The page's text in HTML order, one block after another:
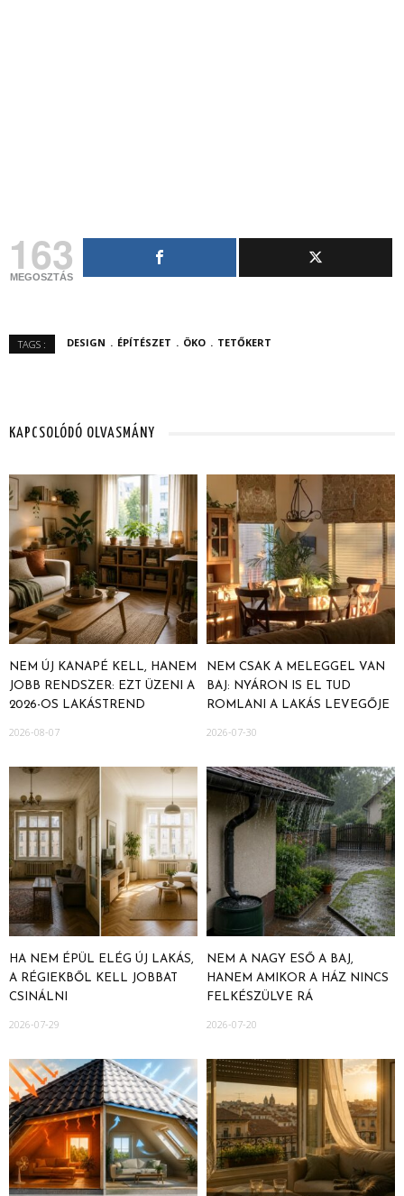
163
MEGOSZTÁS
TAGS : DESIGN ÉPÍTÉSZET ÖKO TETŐKERT
KAPCSOLÓDÓ OLVASMÁNY
NEM ÚJ KANAPÉ KELL, HANEM
JOBB RENDSZER: EZT ÜZENI A
2026-OS LAKÁSTREND
2026-08-07
NEM CSAK A MELEGGEL VAN
BAJ: NYÁRON IS EL TUD
ROMLANI A LAKÁS LEVEGŐJE
2026-07-30
HA NEM ÉPÜL ELÉG ÚJ LAKÁS,
A RÉGIEKBŐL KELL JOBBAT
CSINÁLNI
2026-07-29
NEM A NAGY ESŐ A BAJ,
HANEM AMIKOR A HÁZ NINCS
FELKÉSZÜLVE RÁ
2026-07-20